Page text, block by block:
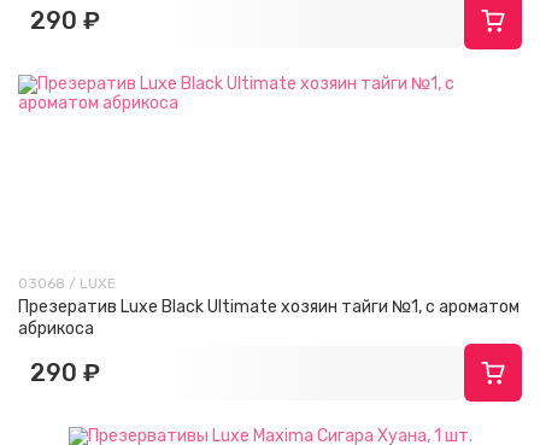
290 ₽
03068 / LUXE
Презератив Luxe Black Ultimate хозяин тайги №1, с ароматом
абрикоса
290 ₽